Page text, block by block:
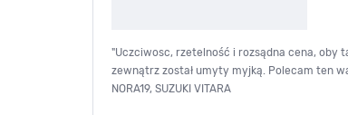
"Uczciwosc, rzetelność i rozsądna cena, oby
zewnątrz został umyty myjką. Polecam ten
NORA19, SUZUKI VITARA